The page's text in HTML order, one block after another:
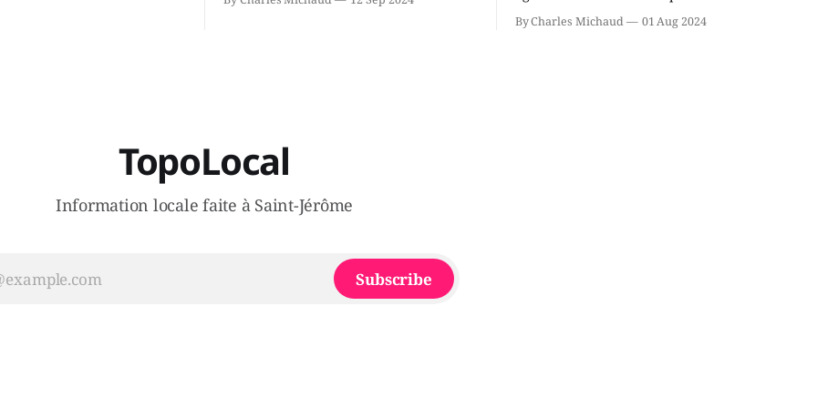
Coalition Avenir Québec de François
à proximité de l'école primaire La
Source dans le secteur Bellefeuille de
By Charles Michaud 01 Aug 2024
TopoLocal
Information locale faite à Saint-Jérôme
Subscribe